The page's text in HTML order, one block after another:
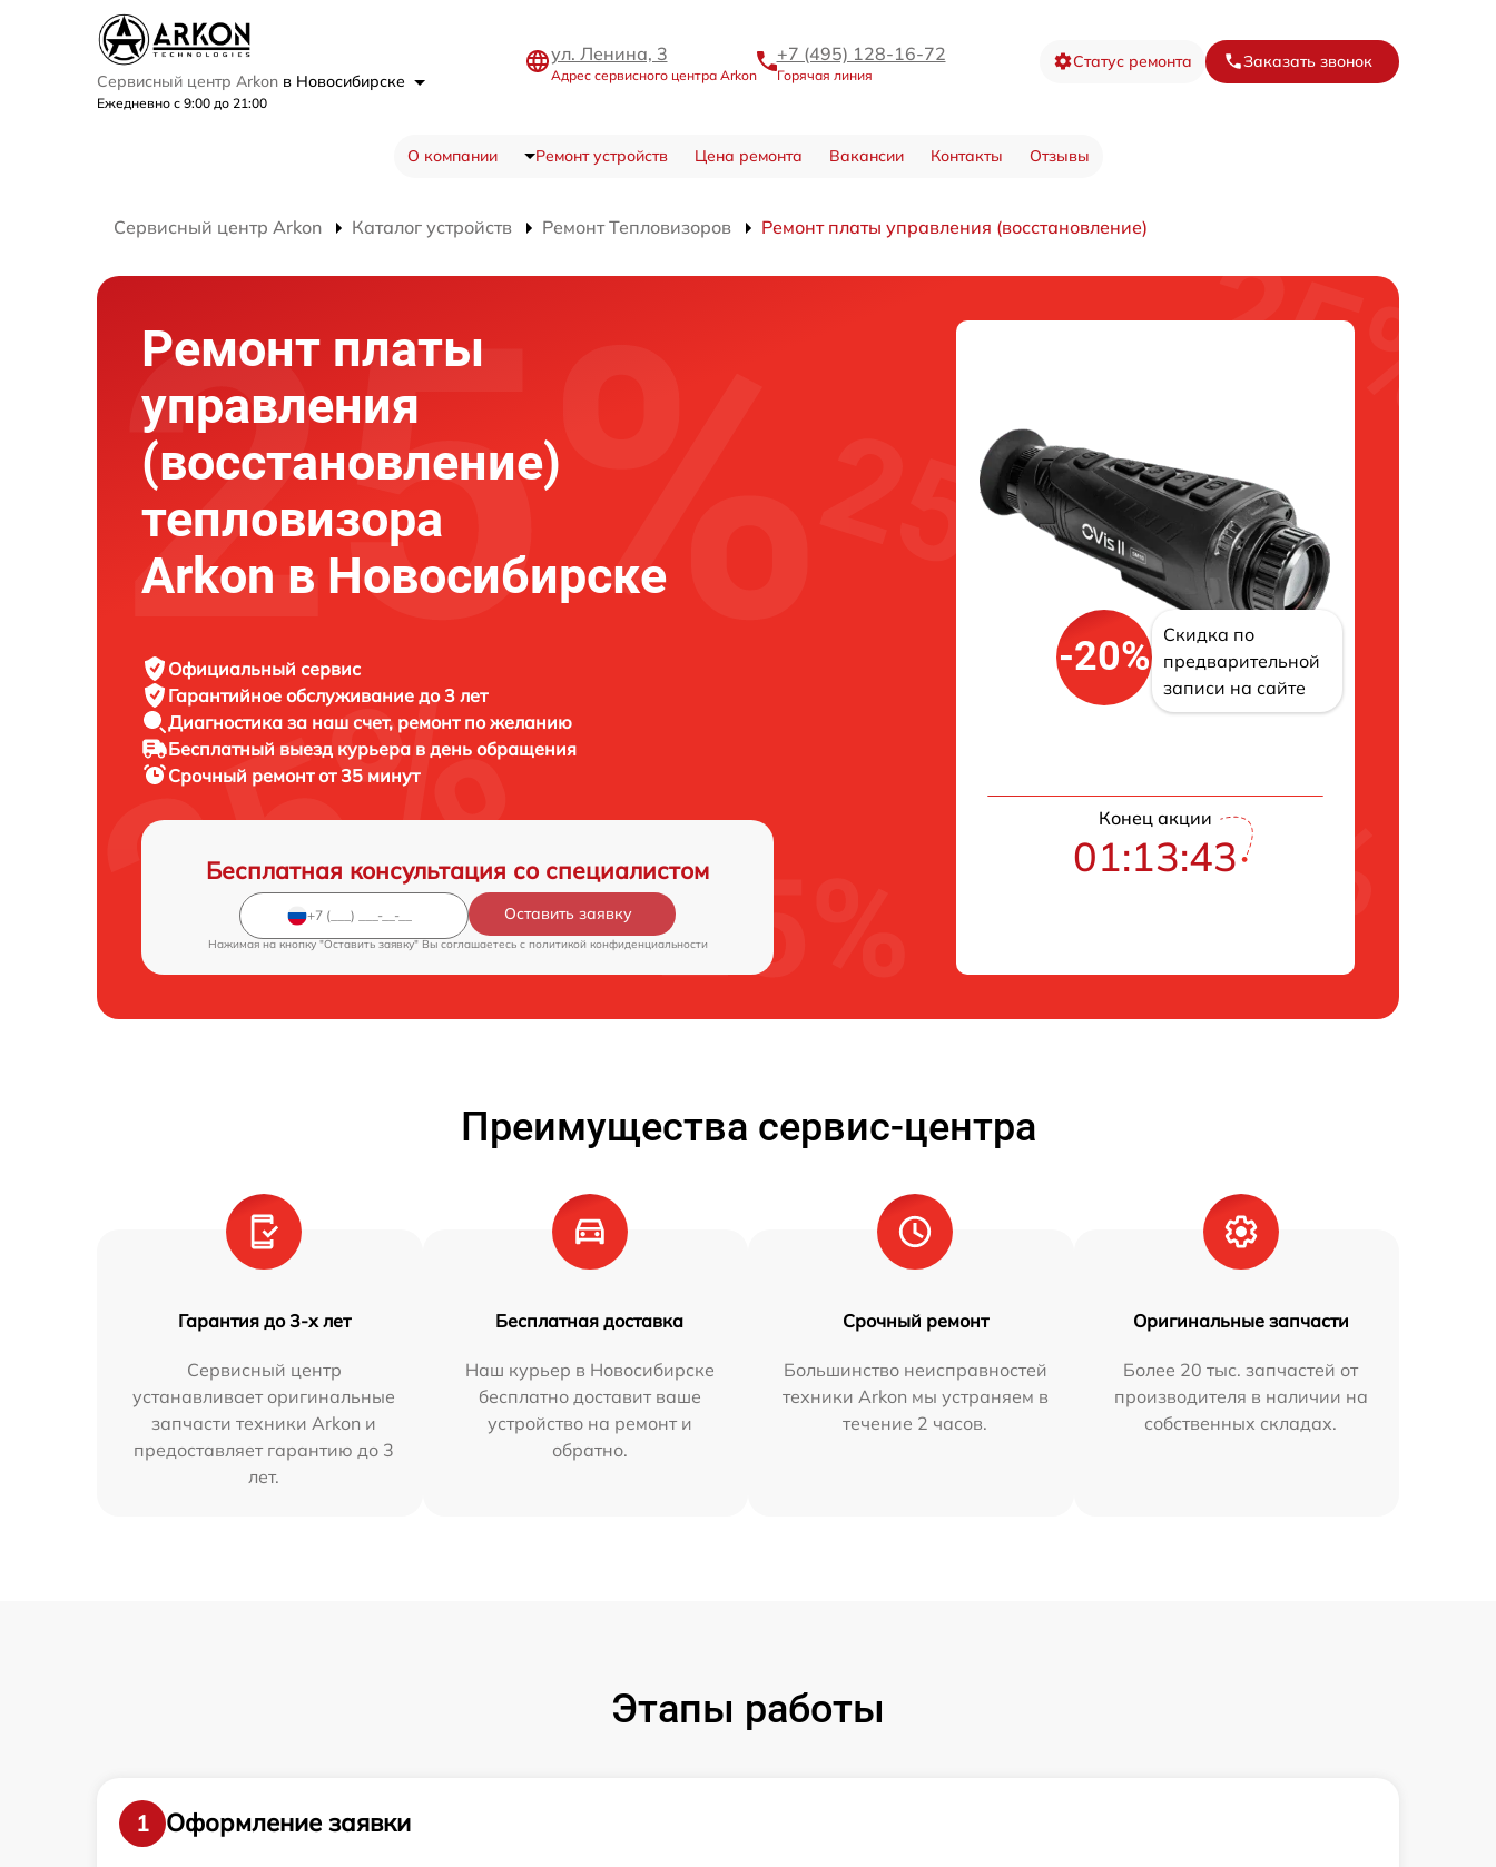
Сервисный центр Arkon в Новосибирске
Ежедневно с 9:00 до 21:00
ул. Ленина, 3
Адрес сервисного центра Arkon
+7 (495) 128-16-72
Горячая линия
Статус ремонта Заказать звонок
О компании Ремонт устройств Цена ремонта Вакансии Контакты Отзывы
Сервисный центр Arkon Каталог устройств Ремонт Тепловизоров Ремонт платы управления (восстановление)
Ремонт платы
управления
(восстановление)
тепловизора
Arkon в Новосибирске
Официальный сервис
Гарантийное обслуживание до 3 лет
Диагностика за наш счет, ремонт по желанию
Бесплатный выезд курьера в день обращения
Срочный ремонтот 35 минут
Бесплатная консультация со специалистом
Оставить заявку
Нажимая на кнопку "Оставить заявку" Вы соглашаетесь c политикой конфиденциальности
-20%
Скидка по
предварительной
записи на сайте
Конец акции
01:13:42
Преимущества сервис-центра
Гарантия до 3-х лет
Сервисный центр
устанавливает оригинальные
запчасти техники Arkon и
предоставляет гарантию до 3
лет.
Бесплатная доставка
Наш курьер в Новосибирске
бесплатно доставит ваше
устройство на ремонт и
обратно.
Срочный ремонт
Большинство неисправностей
техники Arkon мы устраняем в
течение 2 часов.
Оригинальные запчасти
Более 20 тыс. запчастей от
производителя в наличии на
собственных складах.
Этапы работы
1
Оформление заявки